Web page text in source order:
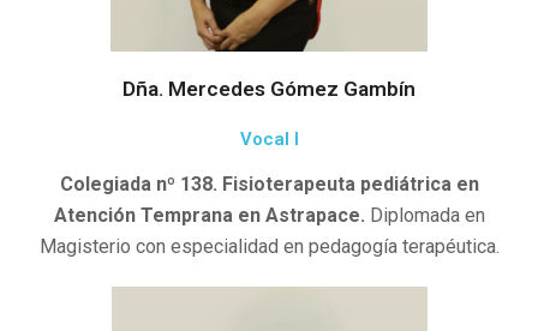
Dña. Mercedes Gómez Gambín
Vocal I
Colegiada nº 138. Fisioterapeuta pediátrica en
Atención Temprana en Astrapace. Diplomada en
Magisterio con especialidad en pedagogía terapéutica.